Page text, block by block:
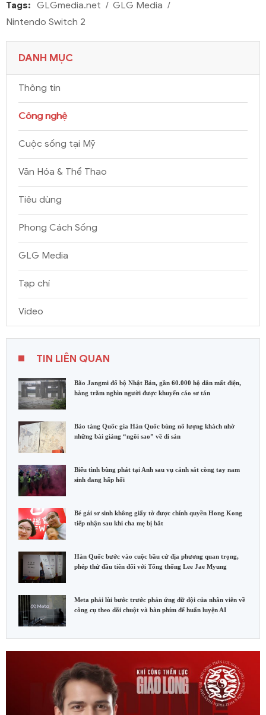
Tags: GLGmedia.net
GLG Media
Nintendo Switch 2
DANH MỤC
Thông tin
Công nghệ
Cuộc sống tại Mỹ
Văn Hóa & Thể Thao
Tiêu dùng
Phong Cách Sống
GLG Media
Tạp chí
Video
TIN LIÊN QUAN
Bão Jangmi đổ bộ Nhật Bản, gần 60.000 hộ dân mất điện,
hàng trăm nghìn người được khuyến cáo sơ tán
Bảo tàng Quốc gia Hàn Quốc bùng nổ lượng khách nhờ
những bài giảng “ngôi sao” về di sản
Biểu tình bùng phát tại Anh sau vụ cảnh sát còng tay nam
sinh đang hấp hối
Bé gái sơ sinh không giấy tờ được chính quyền Hong Kong
tiếp nhận sau khi cha mẹ bị bắt
Hàn Quốc bước vào cuộc bầu cử địa phương quan trọng,
phép thử đầu tiên đối với Tổng thống Lee Jae Myung
Meta phải lùi bước trước phản ứng dữ dội của nhân viên về
công cụ theo dõi chuột và bàn phím để huấn luyện AI